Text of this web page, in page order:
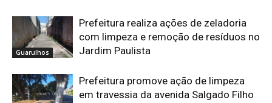
Guarulhos
Prefeitura realiza ações de zeladoria
com limpeza e remoção de resíduos no
Jardim Paulista
Prefeitura promove ação de limpeza
em travessia da avenida Salgado Filho